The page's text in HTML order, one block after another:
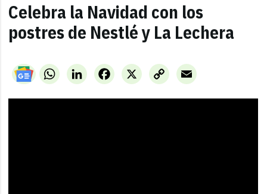
Celebra la Navidad con los
postres de Nestlé y La Lechera
WhatsAppLinkedIn X
Facebook
Copy
Link
Email